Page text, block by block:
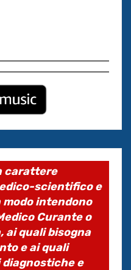
carattere
scientifico e
intendono
Curante o
ai quali bisogna
e ai quali
e